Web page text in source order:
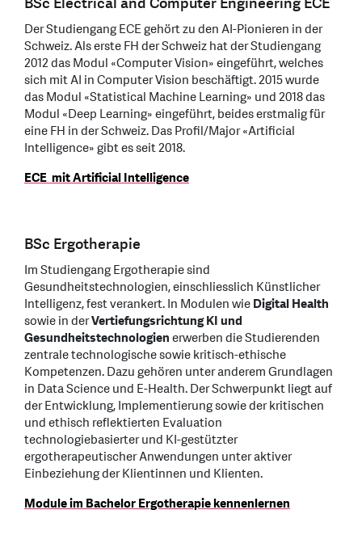
Der Studiengang ECE gehört zu den AI-Pionieren in der
Schweiz. Als erste FH der Schweiz hat der Studiengang
2012 das Modul «Computer Vision» eingeführt, welches
sich mit AI in Computer Vision beschäftigt. 2015 wurde
das Modul «Statistical Machine Learning» und 2018 das
Modul «Deep Learning» eingeführt, beides erstmalig für
eine FH in der Schweiz. Das Profil/Major «Artificial
Intelligence» gibt es seit 2018.
ECE mit Artificial Intelligence
BSc Ergotherapie
Im Studiengang Ergotherapie sind
Gesundheitstechnologien, einschliesslich Künstlicher
Intelligenz, fest verankert. In Modulen wieDigital Health
sowie in derVertiefungsrichtung KI und
Gesundheitstechnologienerwerben die Studierenden
zentrale technologische sowie kritisch-ethische
Kompetenzen. Dazu gehören unter anderem Grundlagen
in Data Science und E-Health. Der Schwerpunkt liegt auf
der Entwicklung, Implementierung sowie der kritischen
und ethisch reflektierten Evaluation
technologiebasierter und KI-gestützter
ergotherapeutischer Anwendungen unter aktiver
Einbeziehung der Klientinnen und Klienten.
Module im Bachelor Ergotherapie kennenlernen